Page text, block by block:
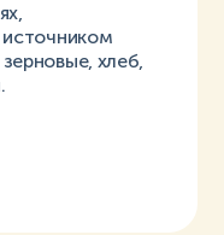
источником
хлеб,